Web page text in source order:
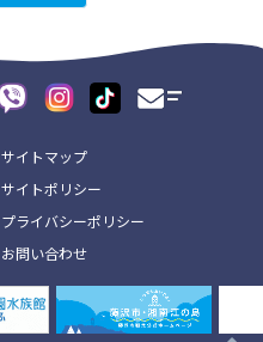
サイトマップ
サイトポリシー
プライバシーポリシー
お問い合わせ